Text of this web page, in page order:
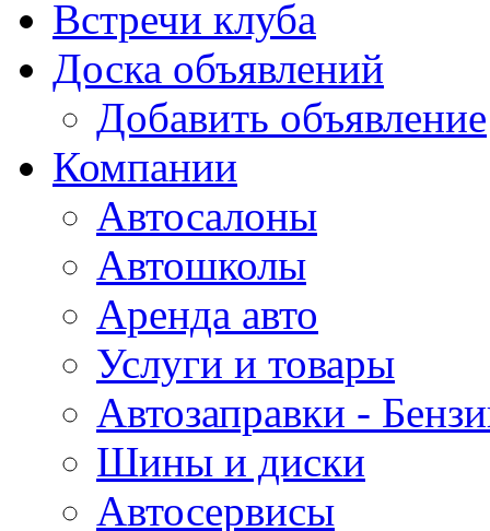
Встречи клуба
Доска объявлений
Добавить объявление
Компании
Автосалоны
Автошколы
Аренда авто
Услуги и товары
Автозаправки -
Шины и диски
Автосервисы